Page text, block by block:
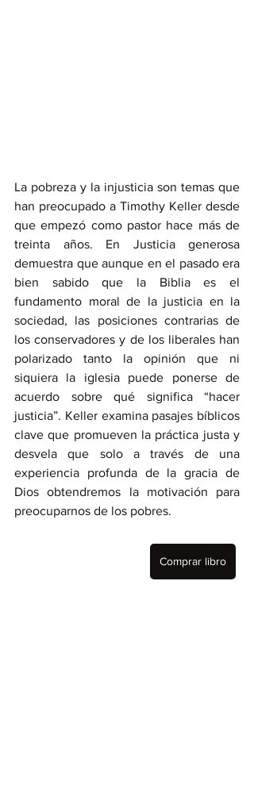
La pobreza y la injusticia son temas que
han preocupado a Timothy Keller desde
que empezó como pastor hace más de
treinta años. En Justicia generosa
demuestra que aunque en el pasado era
bien sabido que la Biblia es el
fundamento moral de la justicia en la
sociedad, las posiciones contrarias de
los conservadores y de los liberales han
polarizado tanto la opinión que ni
siquiera la iglesia puede ponerse de
acuerdo sobre qué significa “hacer
justicia”. Keller examina pasajes bíblicos
clave que promueven la práctica justa y
desvela que solo a través de una
experiencia profunda de la gracia de
Dios obtendremos la motivación para
preocuparnos de los pobres.
Comprar libro